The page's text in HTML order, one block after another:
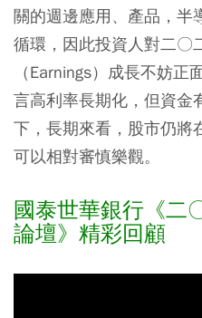
關的週邊應用、產品，半
循環，因此投資人對二〇
（Earnings）成長不妨
言高利率長期化，但資金
下，長期來看，股市仍將
可以相對審慎樂觀。
國泰世華銀行《二
論壇》精彩回顧